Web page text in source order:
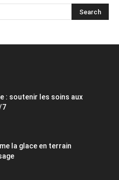
: soutenir les soins aux
7
la glace en terrain